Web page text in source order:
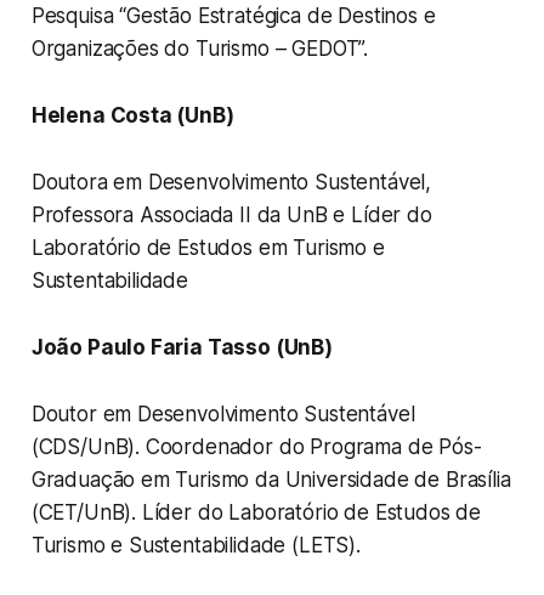
Pesquisa “Gestão Estratégica de Destinos e
Organizações do Turismo – GEDOT”.
Helena Costa (UnB)
Doutora em Desenvolvimento Sustentável,
Professora Associada II da UnB e Líder do
Laboratório de Estudos em Turismo e
Sustentabilidade
João Paulo Faria Tasso (UnB)
Doutor em Desenvolvimento Sustentável
(CDS/UnB). Coordenador do Programa de Pós-
Graduação em Turismo da Universidade de Brasília
(CET/UnB). Líder do Laboratório de Estudos de
Turismo e Sustentabilidade (LETS).